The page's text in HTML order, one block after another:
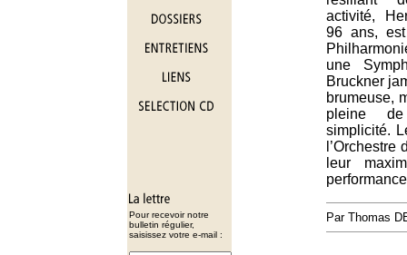
Pour recevoir notre
bulletin régulier,
saisissez votre e-mail :
activité,
96 ans,
une
Bruckner
brumeuse,
pleine
simplicité.
l’Orchestre
leur
Par Thomas